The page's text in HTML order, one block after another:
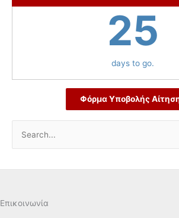
25
days to go.
Φόρμα Υποβολής
h
Επικοινωνία